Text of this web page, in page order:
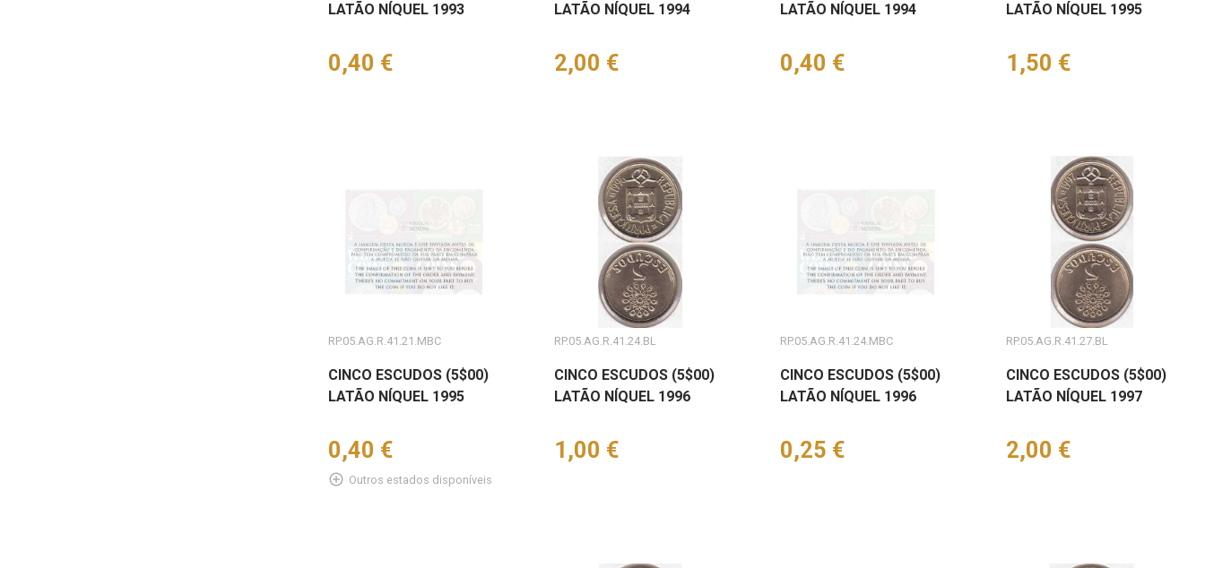
LATÃO NÍQUEL 1993
Preço
0,40 €
LATÃO NÍQUEL 1994
Preço
2,00 €
LATÃO NÍQUEL 1994
Preço
0,40 €
LATÃO NÍQUEL 1995
Preço
1,50 €
RP.05.AG.R.41.21.MBC
CINCO ESCUDOS (5$00)
LATÃO NÍQUEL 1995
Preço
0,40 €
add_circle_outline Outros estados disponíveis
RP.05.AG.R.41.24.BL
CINCO ESCUDOS (5$00)
LATÃO NÍQUEL 1996
Preço
1,00 €
RP.05.AG.R.41.24.MBC
CINCO ESCUDOS (5$00)
LATÃO NÍQUEL 1996
Preço
0,25 €
RP.05.AG.R.41.27.BL
CINCO ESCUDOS (5$00)
LATÃO NÍQUEL 1997
Preço
2,00 €